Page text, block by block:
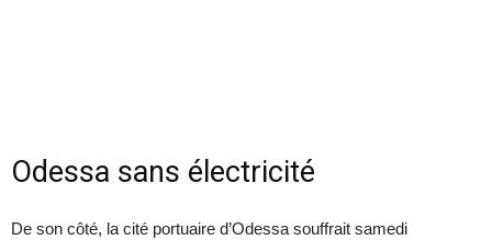
Odessa sans électricité
De son côté, la cité portuaire d’Odessa souffrait samedi